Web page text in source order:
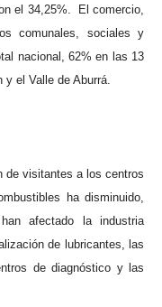
el 34,25%.
El comercio,
comunales, sociales y
nacional, 62% en las 13
el Valle de Aburrá.
de visitantes a los centros
ha disminuido,
afectado la industria
de lubricantes, las
de diagnóstico y las